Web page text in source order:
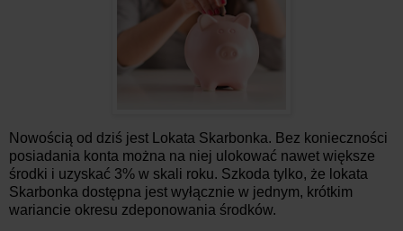
Nowością od dziś jest Lokata Skarbonka. Bez konieczności
posiadania konta można na niej ulokować nawet większe
środki i uzyskać 3% w skali roku. Szkoda tylko, że lokata
Skarbonka dostępna jest wyłącznie w jednym, krótkim
wariancie okresu zdeponowania środków.